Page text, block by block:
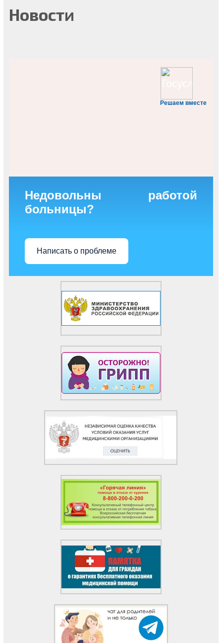
Новости
Решаем вместе
Недовольны работой
больницы?
Написать о проблеме